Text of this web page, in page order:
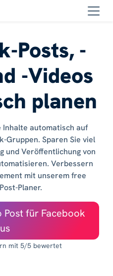
Posts, -
-Videos
planen
automatisch auf
Gruppen. Sparen Sie viel
und Veröffentlichung von
Verbessern
mit unserem free
Planer.
Post für Facebook
mit 5/5 bewertet